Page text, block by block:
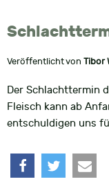
Veröffentlicht von Tibor
Der Schlachttermin
Fleisch kann ab
entschuldigen uns